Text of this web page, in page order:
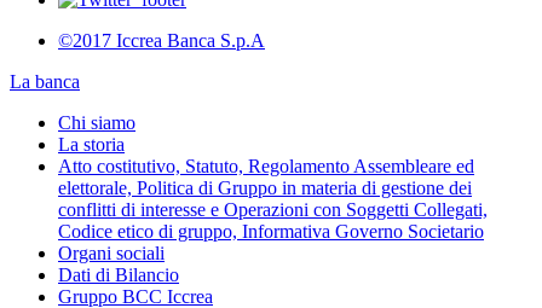
©2017 Iccrea Banca S.p.A
La banca
Chi siamo
La storia
Atto costitutivo, Statuto, Regolamento Assembleare ed
elettorale, Politica di Gruppo in materia di gestione dei
conflitti di interesse e Operazioni con Soggetti Collegati,
Codice etico di gruppo, Informativa Governo Societario
Organi sociali
Dati di Bilancio
Gruppo BCC Iccrea